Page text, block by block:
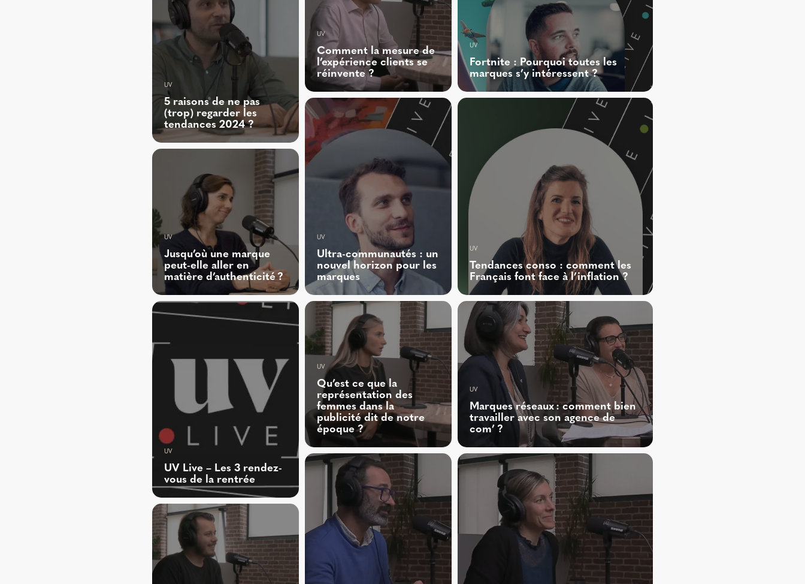
UV
5 raisons de ne pas
(trop) regarder les
tendances 2024 ?
UV
Jusqu’où une marque
peut-elle aller en
matière d’authenticité ?
UV
Comment la mesure de
l’expérience clients se
réinvente ?
UV
Ultra-communautés : un
nouvel horizon pour les
marques
UV
Fortnite : Pourquoi toutes les
marques s’y intéressent ?
UV
Tendances conso : comment les
Français font face à l’inflation ?
UV
UV Live – Les 3 rendez-
vous de la rentrée
UV
Qu’est ce que la
représentation des
femmes dans la
publicité dit de notre
époque ?
UV
Marques réseaux : comment bien
travailler avec son agence de
com’ ?